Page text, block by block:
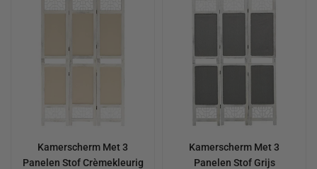
Kamerscherm Met 3
Panelen Stof Crèmekleurig
Kamerscherm Met 3
Panelen Stof Grijs